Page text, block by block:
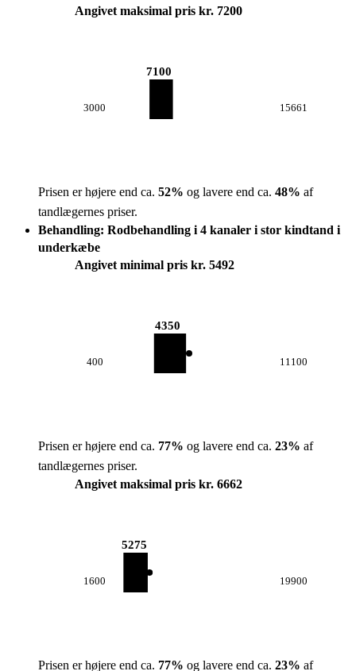
Angivet maksimal pris kr. 7200
3000
7100
15661
Prisen er højere end ca. 52% og lavere end ca. 48% af
tandlægernes priser.
Behandling: Rodbehandling i 4 kanaler i stor kindtand i
underkæbe
Angivet minimal pris kr. 5492
400
4350
11100
Prisen er højere end ca. 77% og lavere end ca. 23% af
tandlægernes priser.
Angivet maksimal pris kr. 6662
1600
5275
19900
Prisen er højere end ca. 77% og lavere end ca. 23% af